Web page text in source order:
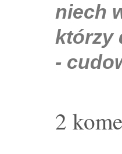
niech
którzy
-
2